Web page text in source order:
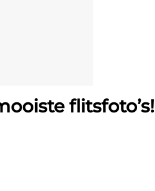
flitsfoto’s!